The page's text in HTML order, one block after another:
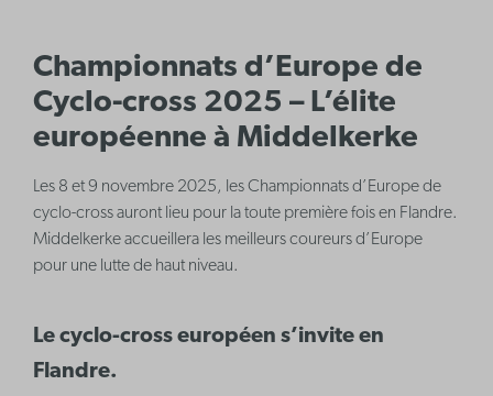
Championnats d’Europe de
Cyclo-cross 2025 – L’élite
européenne à Middelkerke
Les 8 et 9 novembre 2025, les Championnats d’Europe de
cyclo-cross auront lieu pour la toute première fois en Flandre.
Middelkerke accueillera les meilleurs coureurs d’Europe
pour une lutte de haut niveau.
Le cyclo-cross européen s’invite en
Flandre.